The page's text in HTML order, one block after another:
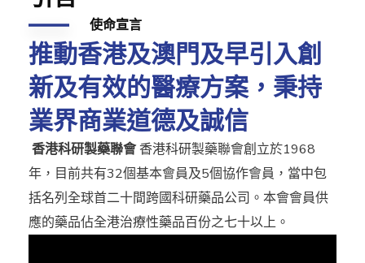
使命宣言
推動香港及澳門及早引入創
新及有效的醫療方案，秉持
業界商業道德及誠信
香港科研製藥聯會香港科研製藥聯會創立於1968
年，目前共有32個基本會員及5個協作會員，當中包
括名列全球首二十間跨國科研藥品公司。本會會員供
應的藥品佔全港治療性藥品百份之七十以上。